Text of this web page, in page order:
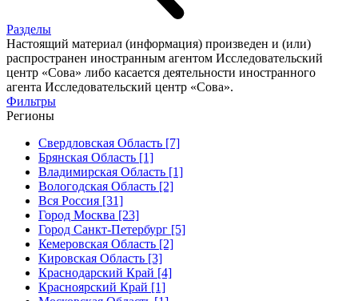
Разделы
Настоящий материал (информация) произведен и (или)
распространен иностранным агентом Исследовательский
центр «Сова» либо касается деятельности иностранного
агента Исследовательский центр «Сова».
Фильтры
Регионы
Свердловская Область [7]
Брянская Область [1]
Владимирская Область [1]
Вологодская Область [2]
Вся Россия [31]
Город Москва [23]
Город Санкт-Петербург [5]
Кемеровская Область [2]
Кировская Область [3]
Краснодарский Край [4]
Красноярский Край [1]